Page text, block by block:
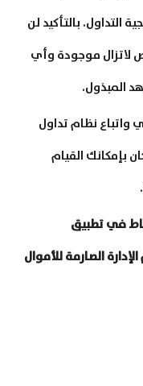
التداول. بالتأكيد لن
لاتزال موجودة وأي
المبذول.
نظام تداول
بإمكانك القيام
في تطبيق
الصارمة للأموال